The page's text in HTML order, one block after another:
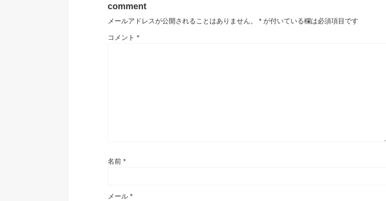
comment
メールアドレスが公開されることはありません。 * が付いている欄は必須項目です
コメント *
名前 *
メール *